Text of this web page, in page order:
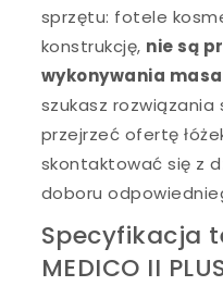
sprzętu: fotele
konstrukcję, nie są
wykonywania
szukasz
przejrzeć ofertę
skontaktować się z
doboru
Specyfikacja
MEDICO II